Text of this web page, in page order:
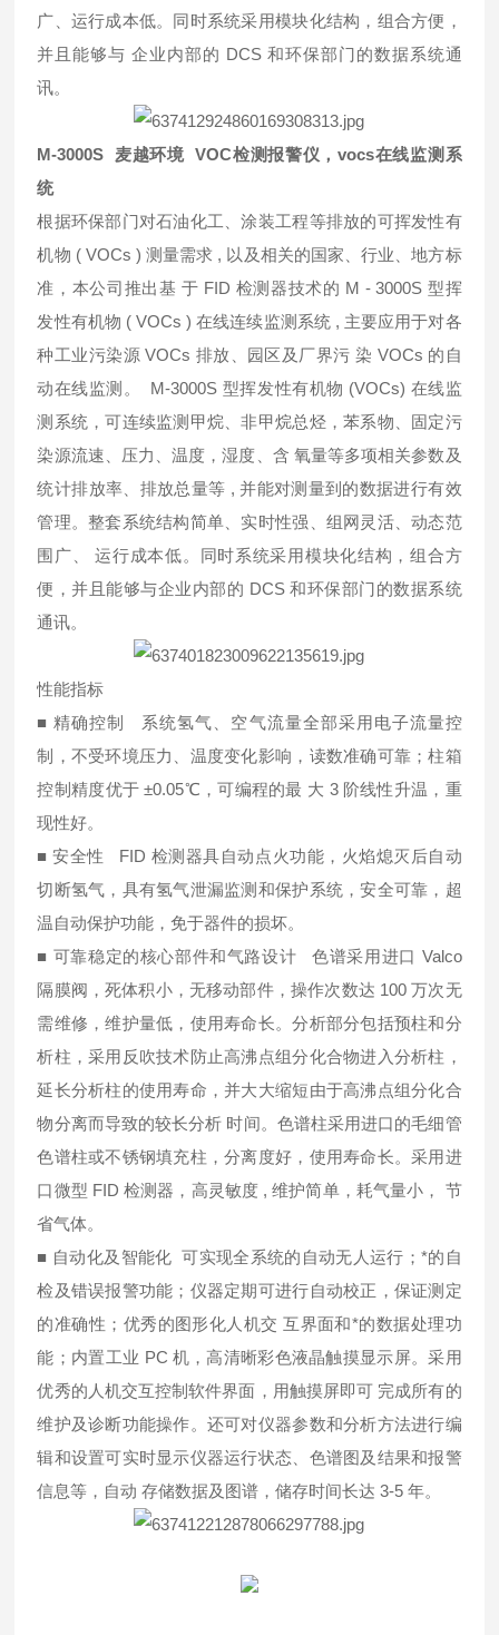
广、运行成本低。同时系统采用模块化结构，组合方便，
并且能够与 企业内部的 DCS 和环保部门的数据系统通
讯。
M-3000S 麦越环境VOC检测报警仪，vocs在线监测系
统
根据环保部门对石油化工、涂装工程等排放的可挥发性有
机物 ( VOCs ) 测量需求 , 以及相关的国家、行业、地方标
准，本公司推出基 于 FID 检测器技术的 M - 3000S 型挥
发性有机物 ( VOCs ) 在线连续监测系统 , 主要应用于对各
种工业污染源 VOCs 排放、园区及厂界污 染 VOCs 的自
动在线监测。 M-3000S 型挥发性有机物 (VOCs) 在线监
测系统，可连续监测甲烷、非甲烷总烃，苯系物、固定污
染源流速、压力、温度，湿度、含 氧量等多项相关参数及
统计排放率、排放总量等 , 并能对测量到的数据进行有效
管理。整套系统结构简单、实时性强、组网灵活、动态范
围广、 运行成本低。同时系统采用模块化结构，组合方
便，并且能够与企业内部的 DCS 和环保部门的数据系统
通讯。
性能指标
■ 精确控制 系统氢气、空气流量全部采用电子流量控
制，不受环境压力、温度变化影响，读数准确可靠；柱箱
控制精度优于 ±0.05℃，可编程的最 大 3 阶线性升温，重
现性好。
■ 安全性 FID 检测器具自动点火功能，火焰熄灭后自动
切断氢气，具有氢气泄漏监测和保护系统，安全可靠，超
温自动保护功能，免于器件的损坏。
■ 可靠稳定的核心部件和气路设计 色谱采用进口 Valco
隔膜阀，死体积小，无移动部件，操作次数达 100 万次无
需维修，维护量低，使用寿命长。分析部分包括预柱和分
析柱，采用反吹技术防止高沸点组分化合物进入分析柱，
延长分析柱的使用寿命，并大大缩短由于高沸点组分化合
物分离而导致的较长分析 时间。色谱柱采用进口的毛细管
色谱柱或不锈钢填充柱，分离度好，使用寿命长。采用进
口微型 FID 检测器，高灵敏度 , 维护简单，耗气量小， 节
省气体。
■ 自动化及智能化 可实现全系统的自动无人运行；*的自
检及错误报警功能；仪器定期可进行自动校正，保证测定
的准确性；优秀的图形化人机交 互界面和*的数据处理功
能；内置工业 PC 机，高清晰彩色液晶触摸显示屏。采用
优秀的人机交互控制软件界面，用触摸屏即可 完成所有的
维护及诊断功能操作。还可对仪器参数和分析方法进行编
辑和设置可实时显示仪器运行状态、色谱图及结果和报警
信息等，自动 存储数据及图谱，储存时间长达 3-5 年。